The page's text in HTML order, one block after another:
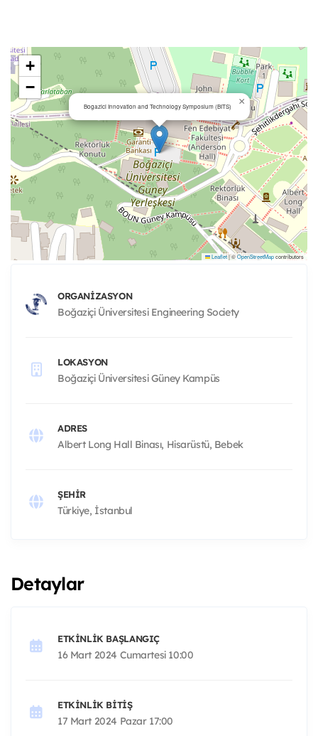
Bogazici Innovation and Technology Symposium (BITS) ×
+
−
Leaflet|©OpenStreetMapcontributors
ORGANIZASYON
Boğaziçi Üniversitesi Engineering Society
LOKASYON
Boğaziçi Üniversitesi Güney Kampüs
ADRES
Albert Long Hall Binası, Hisarüstü, Bebek
ŞEHIR
Türkiye, İstanbul
Detaylar
ETKINLIK BAŞLANGIÇ
16 Mart 2024 Cumartesi 10:00
ETKINLIK BITIŞ
17 Mart 2024 Pazar 17:00